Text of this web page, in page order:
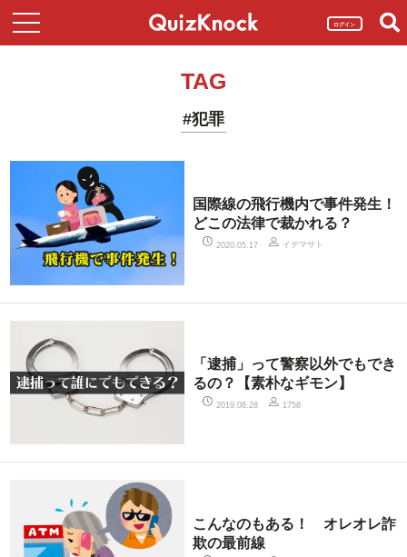
ログイン
TAG
#犯罪
国際線の飛行機内で事件発生！
どこの法律で裁かれる？
2020.05.17 イデマサト
「逮捕」って警察以外でもでき
るの？【素朴なギモン】
2019.08.28 1758
こんなのもある！ オレオレ詐
欺の最前線